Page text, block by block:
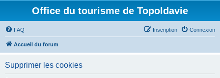
Office du tourisme de Topoldavie
FAQ Connexion
Inscription
Accueil du forum
Supprimer les cookies